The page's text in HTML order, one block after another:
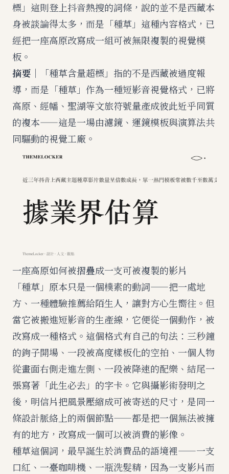
標」這則登上抖音熱搜的詞條，說的並不是西藏本
身被談論得太多，而是「種草」這種內容格式，已
經把一座高原改寫成一組可被無限複製的視覺模
板。
摘要 ｜「種草含量超標」指的不是西藏被過度報
導，而是「種草」作為一種短影音視覺格式，已將
高原、經幡、聖湖等文旅符號量產成彼此近乎同質
的複本——這是一場由濾鏡、運鏡模板與演算法共
同驅動的視覺工廠。
一座高原如何被摺疊成一支可被複製的影片
「種草」原本只是一個樸素的動詞——把一處地
方、一種體驗推薦給陌生人，讓對方心生嚮往。但
當它被搬進短影音的生產線，它便從一個動作，被
改寫成一種格式。這個格式有自己的句法：三秒鐘
的鉤子開場、一段被高度樣板化的空拍、一個人物
從畫面右側走進左側、一段被降速的配樂、結尾一
張寫著「此生必去」的字卡。它與攝影術發明之
後，明信片把風景壓縮成可被寄送的尺寸，是同一
條設計脈絡上的兩個節點——都是把一個無法被擁
有的地方，改寫成一個可以被消費的影像。
種草這個詞，最早誕生於消費品的語境裡——一支
口紅、一臺咖啡機、一瓶洗髮精，因為一支影片而